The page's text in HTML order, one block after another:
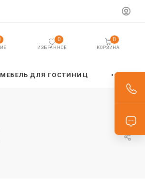
ИЗБРАННОЕ
0
КОРЗИНА
0
МЕБЕЛЬ ДЛЯ ГОСТИНИЦ